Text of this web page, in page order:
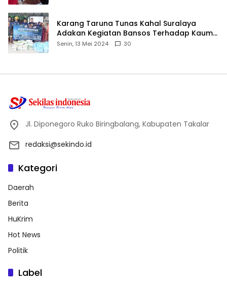
Karang Taruna Tunas Kahal Suralaya
Adakan Kegiatan Bansos Terhadap Kaum
Dhuafa dan Anak Yatim-Piatu
Senin, 13 Mei 2024 30
Jl. Diponegoro Ruko Biringbalang, Kabupaten Takalar
redaksi@sekindo.id
Kategori
Daerah
Berita
HuKrim
Hot News
Politik
Label